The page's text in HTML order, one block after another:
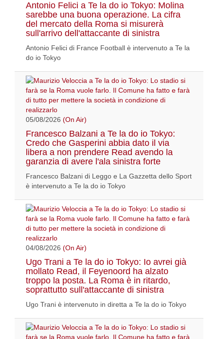
Antonio Felici a Te la do io Tokyo: Molina
sarebbe una buona operazione. La cifra
del mercato della Roma si misurerà
sull'arrivo dell'attaccante di sinistra
Antonio Felici di France Football è intervenuto a Te la
do io Tokyo
05/08/2026 (On Air)
Francesco Balzani a Te la do io Tokyo:
Credo che Gasperini abbia dato il via
libera a non prendere Read avendo la
garanzia di avere l'ala sinistra forte
Francesco Balzani di Leggo e La Gazzetta dello Sport
è intervenuto a Te la do io Tokyo
04/08/2026 (On Air)
Ugo Trani a Te la do io Tokyo: Io avrei già
mollato Read, il Feyenoord ha alzato
troppo la posta. La Roma è in ritardo,
soprattutto sull'attaccante di sinistra
Ugo Trani è intervenuto in diretta a Te la do io Tokyo